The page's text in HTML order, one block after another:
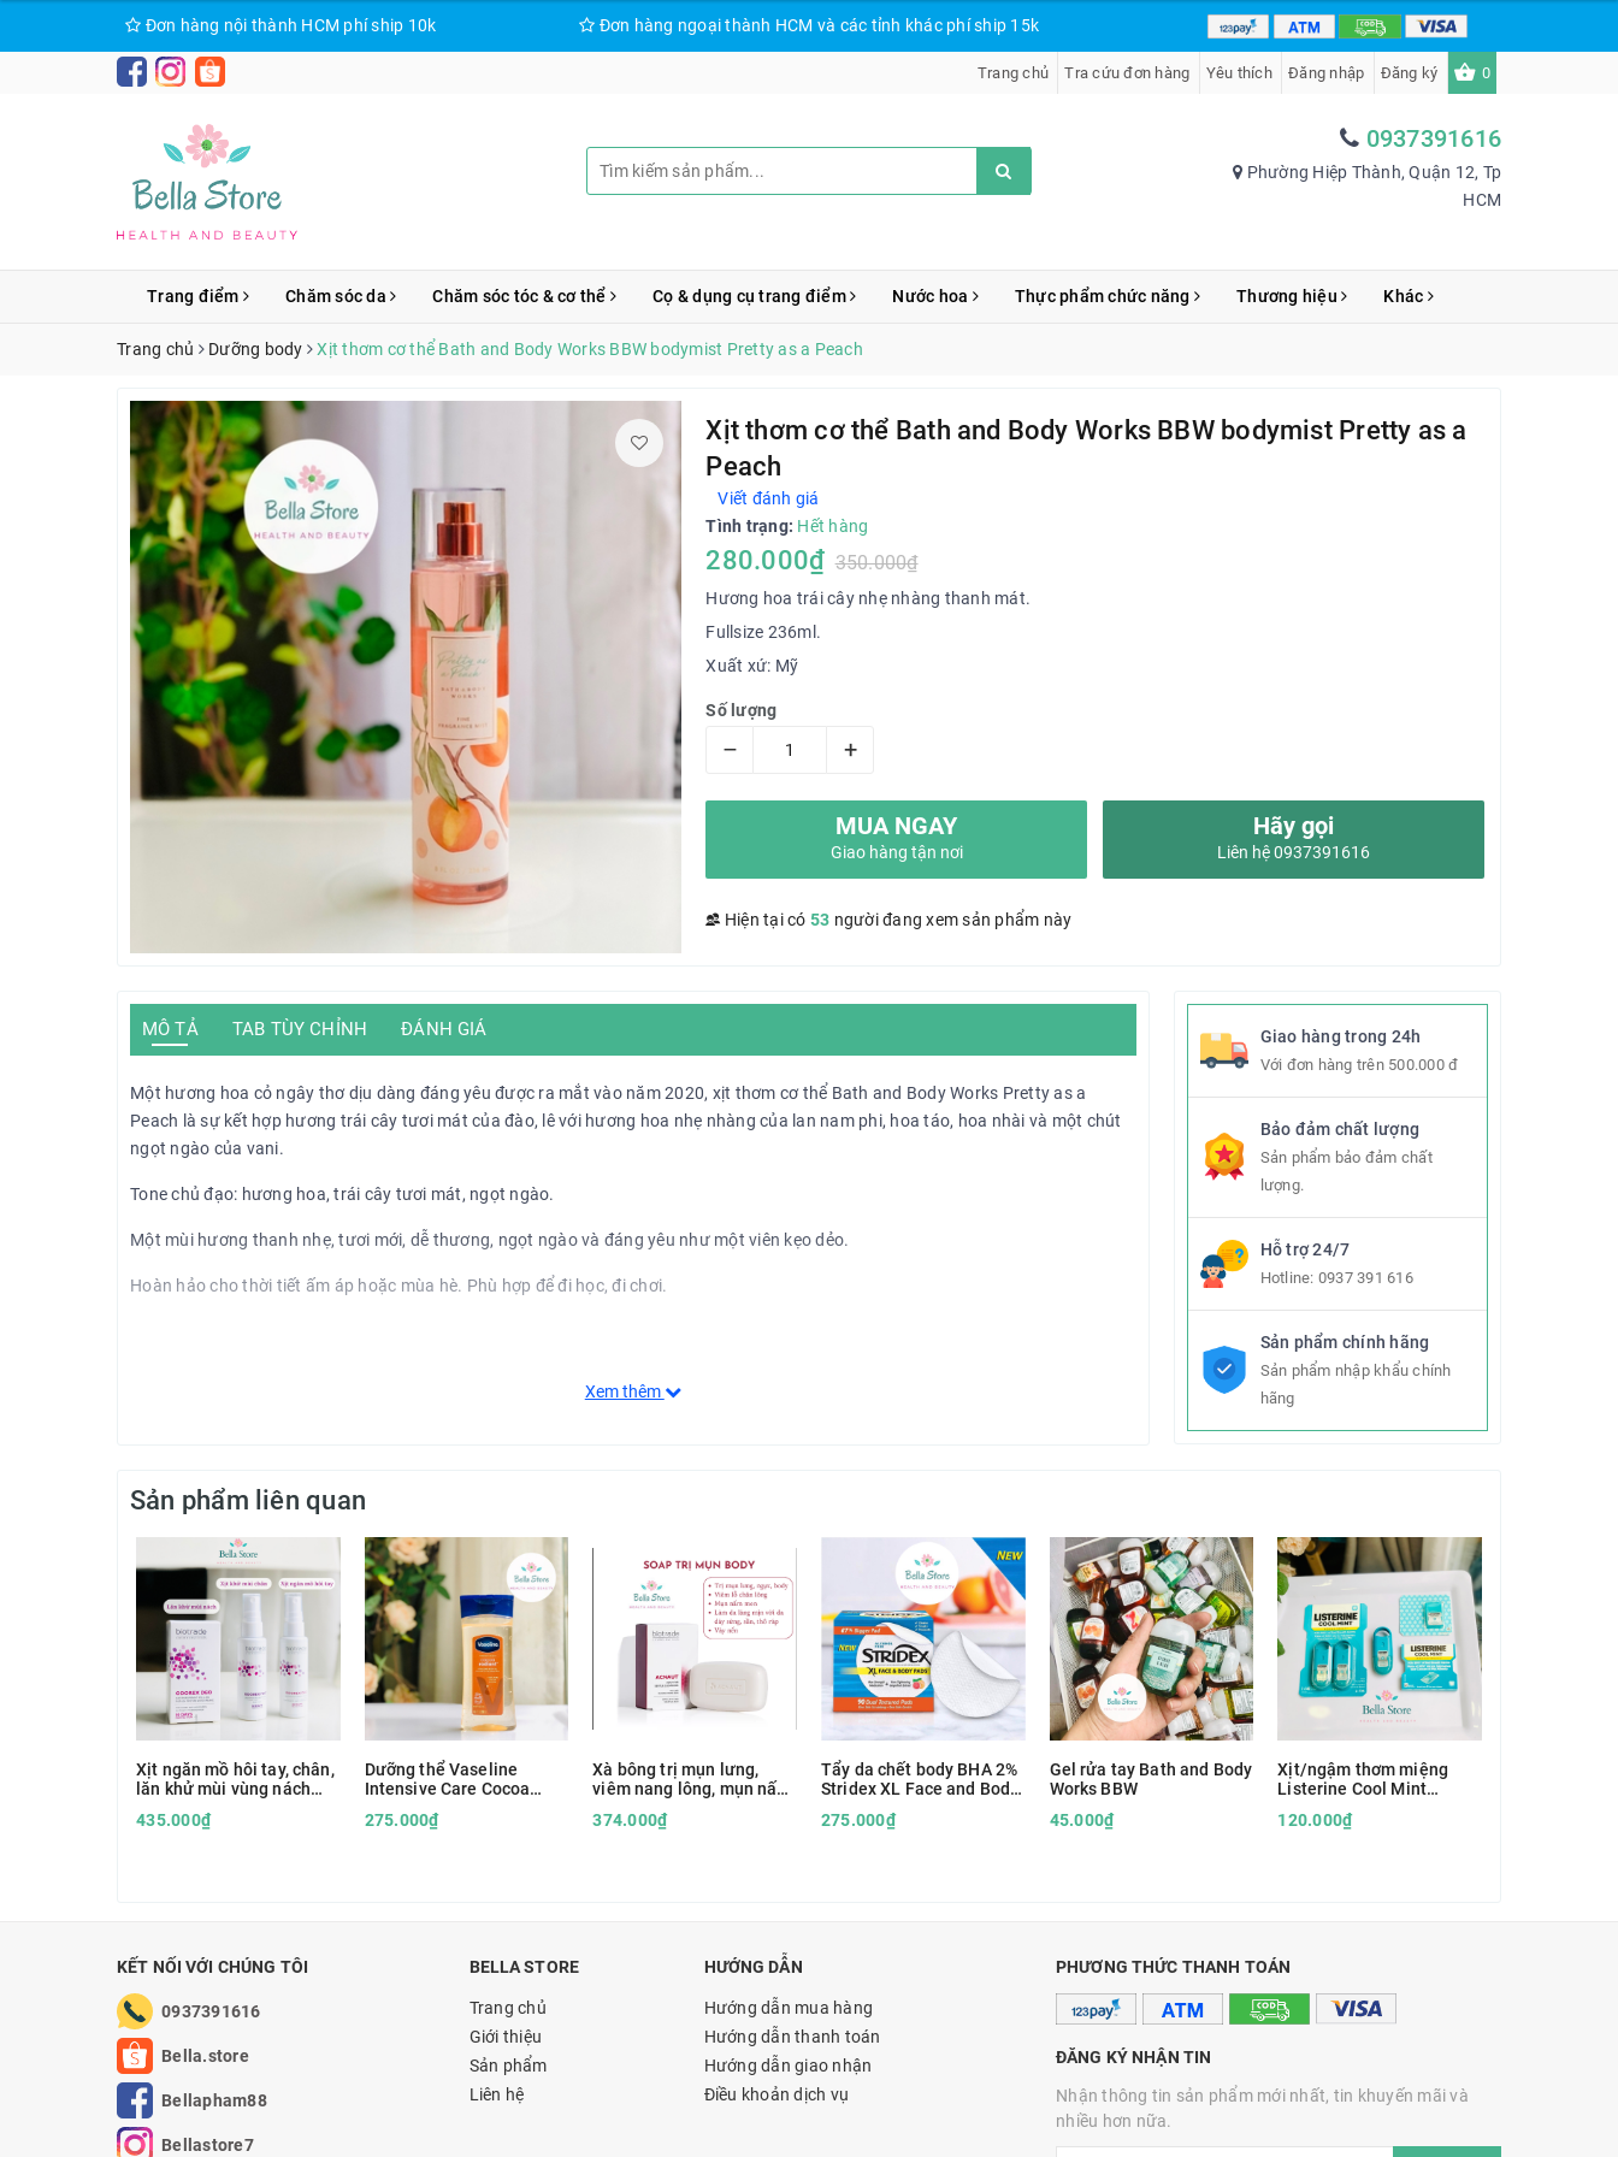
Đơn hàng nội thành HCM phí ship 10k Đơn hàng ngoại thành HCM và các tỉnh khác phí ship 15k
Trang chủ Tra cứu đơn hàng Yêu thích Đăng nhập Đăng ký 0
0937391616
Phường Hiệp Thành, Quận 12, Tp
HCM
Trang điểm Chăm sóc da Chăm sóc tóc & cơ thể Cọ & dụng cụ trang điểm Nước hoa Thực phẩm chức năng Thương hiệu Khác
Trang chủ Dưỡng body Xịt thơm cơ thể Bath and Body Works BBW bodymist Pretty as a Peach
Xịt thơm cơ thể Bath and Body Works BBW bodymist Pretty as a
Peach
Viết đánh giá
Tình trạng: Hết hàng
280.000₫ 350.000₫
Hương hoa trái cây nhẹ nhàng thanh mát.
Fullsize 236ml.
Xuất xứ: Mỹ
Số lượng
– +
MUA NGAY
Giao hàng tận nơi
Hãy gọi
Liên hệ 0937391616
Hiện tại có 53 người đang xem sản phẩm này
MÔ TẢ TAB TÙY CHỈNH ĐÁNH GIÁ
Một hương hoa cỏ ngây thơ dịu dàng đáng yêu được ra mắt vào năm 2020, xịt thơm cơ thể Bath and Body Works Pretty as a
Peach là sự kết hợp hương trái cây tươi mát của đào, lê với hương hoa nhẹ nhàng của lan nam phi, hoa táo, hoa nhài và một chút
ngọt ngào của vani.
Tone chủ đạo: hương hoa, trái cây tươi mát, ngọt ngào.
Một mùi hương thanh nhẹ, tươi mới, dễ thương, ngọt ngào và đáng yêu như một viên kẹo dẻo.
Hoàn hảo cho thời tiết ấm áp hoặc mùa hè. Phù hợp để đi học, đi chơi.
Xem thêm
Giao hàng trong 24h
Với đơn hàng trên 500.000 đ
Bảo đảm chất lượng
Sản phẩm bảo đảm chất
lượng.
Hỗ trợ 24/7
Hotline: 0937 391 616
Sản phẩm chính hãng
Sản phẩm nhập khẩu chính
hãng
Sản phẩm liên quan
Xịt ngăn mồ hôi tay, chân,
lăn khử mùi vùng nách
435.000₫
Dưỡng thể Vaseline
Intensive Care Cocoa
275.000₫
Xà bông trị mụn lưng,
viêm nang lông, mụn nấm
Soap with Lactic and BHA
374.000₫
Tẩy da chết body BHA 2%
Stridex XL Face and Body
nang lông
275.000₫
Gel rửa tay Bath and Body
Works BBW
45.000₫
Xịt/ngậm thơm miệng
Listerine Cool Mint
120.000₫
KẾT NỐI VỚI CHÚNG TÔI
0937391616
Bella.store
Bellapham88
Bellastore7
BELLA STORE
Trang chủ
Giới thiệu
Sản phẩm
Liên hệ
HƯỚNG DẪN
Hướng dẫn mua hàng
Hướng dẫn thanh toán
Hướng dẫn giao nhận
Điều khoản dịch vụ
PHƯƠNG THỨC THANH TOÁN
ĐĂNG KÝ NHẬN TIN
Nhận thông tin sản phẩm mới nhất, tin khuyến mãi và
nhiều hơn nữa.